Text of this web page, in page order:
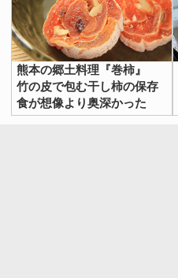
熊本の郷土料理『巻柿』
竹の皮で包む干し柿の保存
食が想像より奥深かった